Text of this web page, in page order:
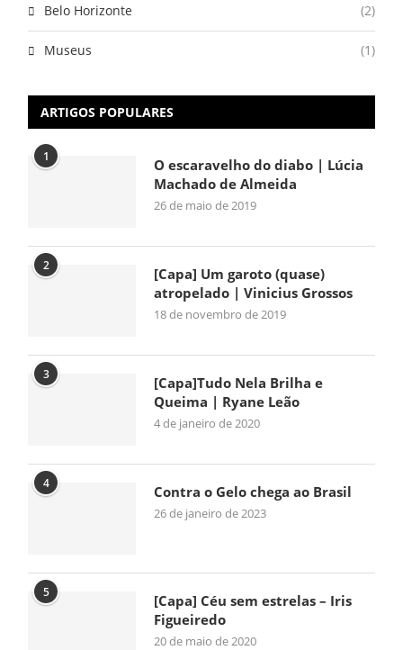
Belo Horizonte (2)
Museus (1)
ARTIGOS POPULARES
1
O escaravelho do diabo | Lúcia
Machado de Almeida
26 de maio de 2019
2
[Capa] Um garoto (quase)
atropelado | Vinicius Grossos
18 de novembro de 2019
3
[Capa]Tudo Nela Brilha e
Queima | Ryane Leão
4 de janeiro de 2020
4 Contra o Gelo chega ao Brasil
26 de janeiro de 2023
5
[Capa] Céu sem estrelas – Iris
Figueiredo
20 de maio de 2020